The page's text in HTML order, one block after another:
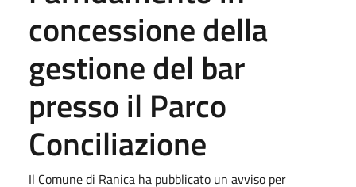
concessione della
gestione del bar
presso il Parco
Conciliazione
Il Comune di Ranica ha pubblicato un avviso per